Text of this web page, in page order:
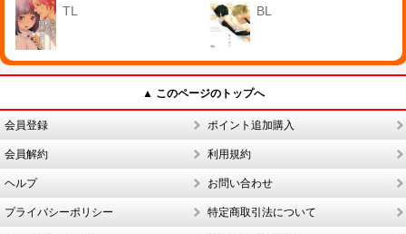
TL BL
▲ このページのトップへ
会員登録 ポイント追加購入
会員解約 利用規約
ヘルプ お問い合わせ
プライバシーポリシー 特定商取引法について